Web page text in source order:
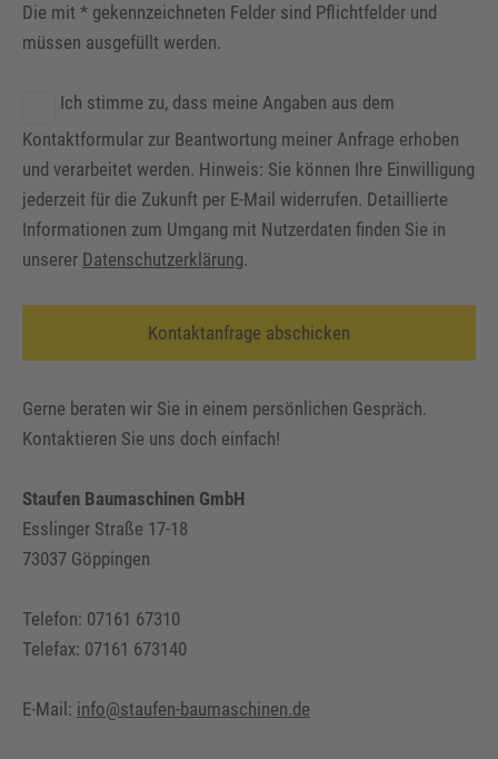
Die mit * gekennzeichneten Felder sind Pflichtfelder und
müssen ausgefüllt werden.
Ich stimme zu, dass meine Angaben aus dem
Kontaktformular zur Beantwortung meiner Anfrage erhoben
und verarbeitet werden. Hinweis: Sie können Ihre Einwilligung
jederzeit für die Zukunft per E-Mail widerrufen. Detaillierte
Informationen zum Umgang mit Nutzerdaten finden Sie in
unserer Datenschutzerklärung.
Gerne beraten wir Sie in einem persönlichen Gespräch.
Kontaktieren Sie uns doch einfach!
Staufen Baumaschinen GmbH
Esslinger Straße 17-18
73037 Göppingen
Telefon: 07161 67310
Telefax: 07161 673140
E-Mail: info@staufen-baumaschinen.de